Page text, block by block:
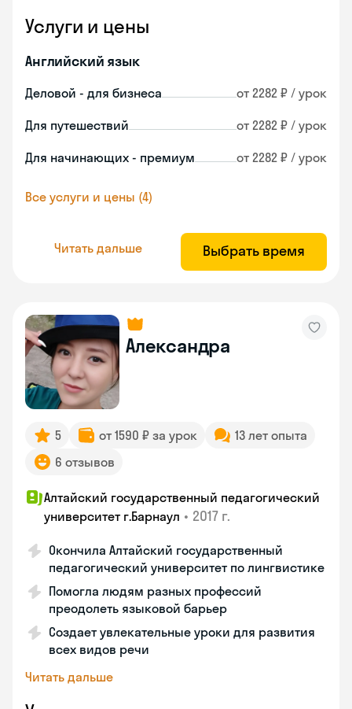
Услуги и цены
Английский язык
Деловой - для бизнеса от 2282 ₽ / урок
Для путешествий от 2282 ₽ / урок
Для начинающих - премиум от 2282 ₽ / урок
Все услуги и цены (4)
Читать дальше Выбрать время
Александра
5 от 1590 ₽ за урок
13 лет опыта
6 отзывов
Алтайский государственный педагогический
университет г.Барнаул • 2017 г.
Окончила Алтайский государственный
педагогический университет по лингвистике
Помогла людям разных профессий
преодолеть языковой барьер
Создает увлекательные уроки для развития
всех видов речи
Читать дальше